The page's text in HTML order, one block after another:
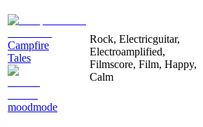
Campfire
Tales
moodmode
Rock, Electricguitar,
Electroamplified,
Filmscore, Film, Happy,
Calm